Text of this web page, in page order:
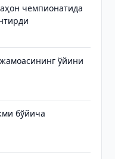
чемпионатида
ўйини
бўйича